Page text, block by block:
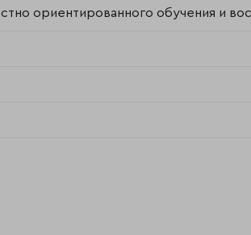
ориентированного обучения и